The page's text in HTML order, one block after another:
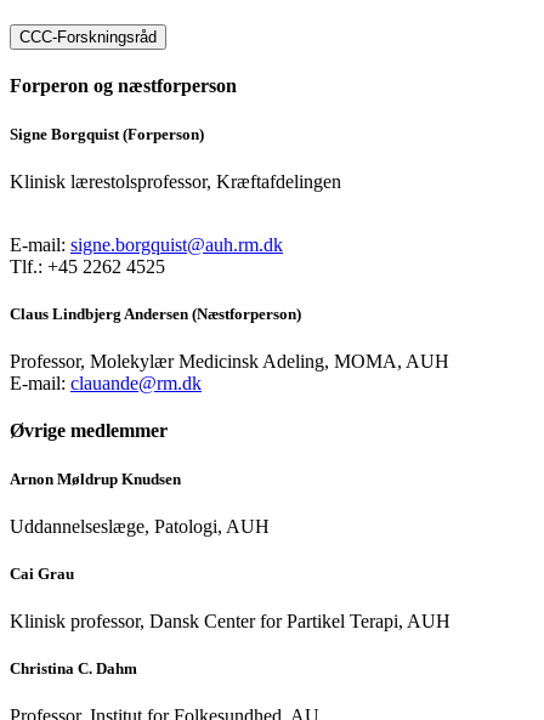
CCC-Forskningsråd
Forperon og næstforperson
Signe Borgquist (Forperson)
Klinisk lærestolsprofessor, Kræftafdelingen
E-mail: signe.borgquist@auh.rm.dk
Tlf.: +45 2262 4525
Claus Lindbjerg Andersen (Næstforperson)
Professor, Molekylær Medicinsk Adeling, MOMA, AUH
E-mail: clauande@rm.dk
Øvrige medlemmer
Arnon Møldrup Knudsen
Uddannelseslæge, Patologi, AUH
Cai Grau
Klinisk professor, Dansk Center for Partikel Terapi, AUH
Christina C. Dahm